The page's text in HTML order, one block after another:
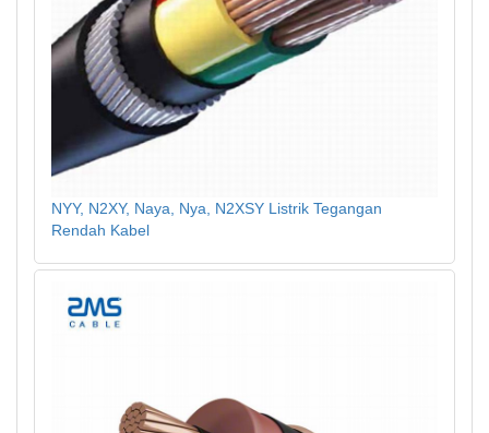
NYY, N2XY, Naya, Nya, N2XSY Listrik Tegangan
Rendah Kabel